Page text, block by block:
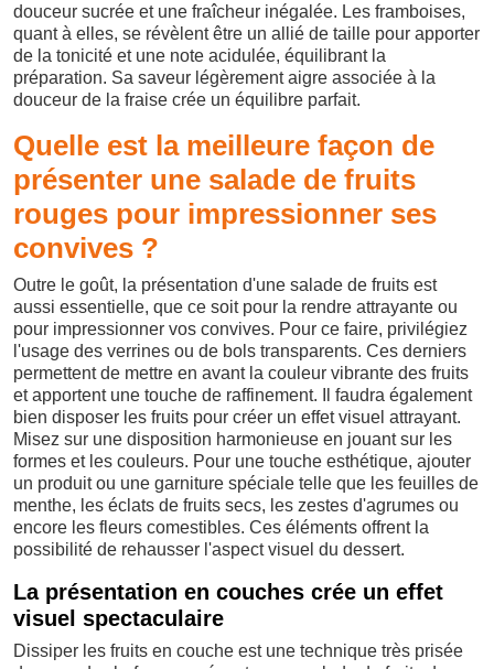
douceur sucrée et une fraîcheur inégalée. Les framboises,
quant à elles, se révèlent être un allié de taille pour apporter
de la tonicité et une note acidulée, équilibrant la
préparation. Sa saveur légèrement aigre associée à la
douceur de la fraise crée un équilibre parfait.
Quelle est la meilleure façon de
présenter une salade de fruits
rouges pour impressionner ses
convives ?
Outre le goût, la présentation d'une salade de fruits est
aussi essentielle, que ce soit pour la rendre attrayante ou
pour impressionner vos convives. Pour ce faire, privilégiez
l'usage des verrines ou de bols transparents. Ces derniers
permettent de mettre en avant la couleur vibrante des fruits
et apportent une touche de raffinement. Il faudra également
bien disposer les fruits pour créer un effet visuel attrayant.
Misez sur une disposition harmonieuse en jouant sur les
formes et les couleurs. Pour une touche esthétique, ajouter
un produit ou une garniture spéciale telle que les feuilles de
menthe, les éclats de fruits secs, les zestes d'agrumes ou
encore les fleurs comestibles. Ces éléments offrent la
possibilité de rehausser l'aspect visuel du dessert.
La présentation en couches crée un effet
visuel spectaculaire
Dissiper les fruits en couche est une technique très prisée